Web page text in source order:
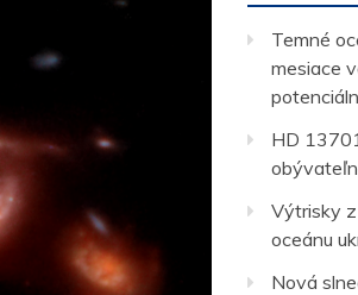
Temné
mesiace
HD
Výtrisky
oceánu
Nová